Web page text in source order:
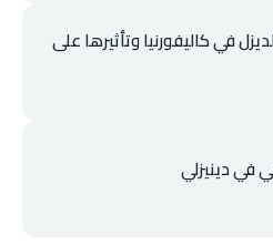
في كاليفورنيا وتأثيرها على
في دينيزلي